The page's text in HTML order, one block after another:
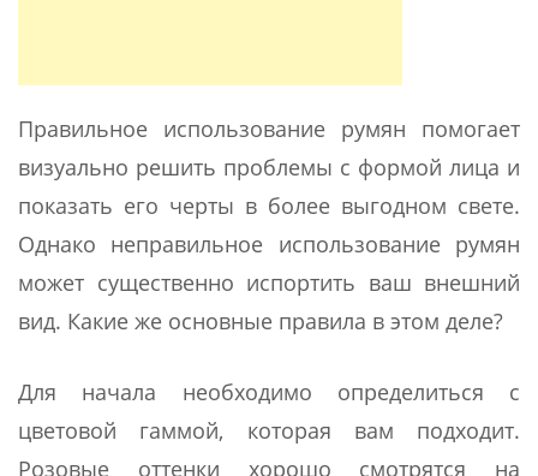
Правильное использование румян помогает
визуально решить проблемы с формой лица и
показать его черты в более выгодном свете.
Однако неправильное использование румян
может существенно испортить ваш внешний
вид. Какие же основные правила в этом деле?
Для начала необходимо определиться с
цветовой гаммой, которая вам подходит.
Розовые оттенки хорошо смотрятся на